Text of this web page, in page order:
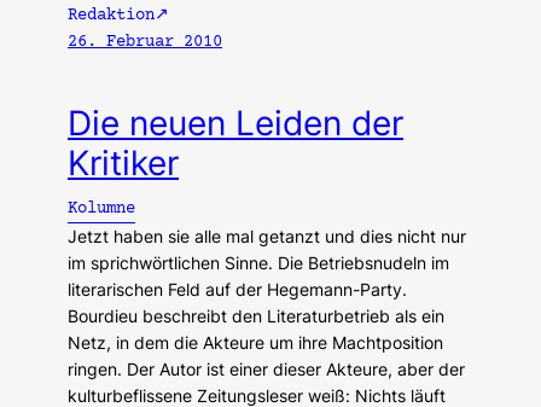
Redaktion
26. Februar 2010
Die neuen Leiden der
Kritiker
Kolumne
Jetzt haben sie alle mal getanzt und dies nicht nur
im sprichwörtlichen Sinne. Die Betriebsnudeln im
literarischen Feld auf der Hegemann-Party.
Bourdieu beschreibt den Literaturbetrieb als ein
Netz, in dem die Akteure um ihre Machtposition
ringen. Der Autor ist einer dieser Akteure, aber der
kulturbeflissene Zeitungsleser weiß: Nichts läuft